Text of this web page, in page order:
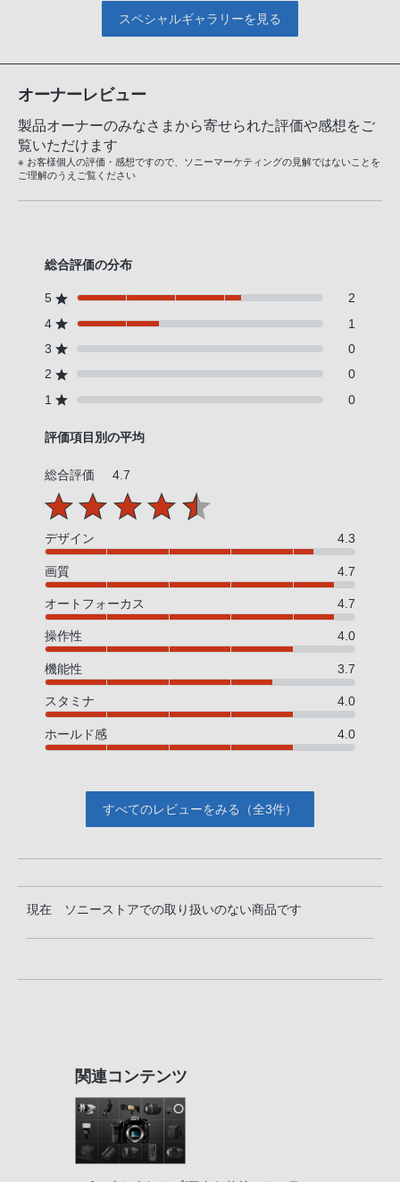
スペシャルギャラリーを見る
オーナーレビュー
製品オーナーのみなさまから寄せられた評価や感想をご
覧いただけます
※ お客様個人の評価・感想ですので、ソニーマーケティングの見解ではないことを
ご理解のうえご覧ください
総合評価の分布
5
2
4
1
3
0
2
0
1
0
評価項目別の平均
総合評価 4.7
デザイン 4.3
画質 4.7
オートフォーカス 4.7
操作性 4.0
機能性 3.7
スタミナ 4.0
ホールド感 4.0
すべてのレビューをみる（全3件）
現在 ソニーストアでの取り扱いのない商品です
関連コンテンツ